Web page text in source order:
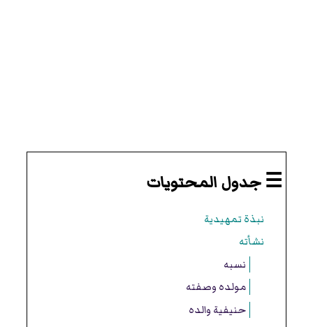
☰ جدول المحتويات
نبذة تمهيدية
نشأته
نسبه
مولده وصفته
حنيفية والده